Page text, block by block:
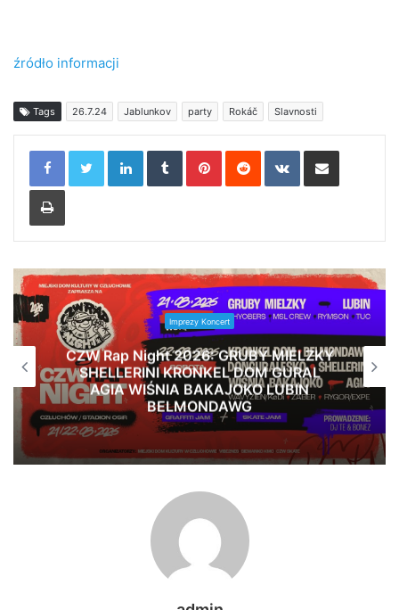
źródło informacji
Tags 26.7.24 Jablunkov party Rokáč Slavnosti
LinkedInTumblrPinterestReddit VKontakteShare via Email
Print
Imprezy Koncert
CZW Rap Night 2026: GRUBY MIELZKY
SHELLERINI KRONKEL DOM GURAL
AGIA WIŚNIA BAKAJOKO LUBIN
BELMONDAWG